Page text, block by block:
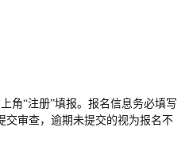
角“注册”填报。报名信息务必填写
交审查，逾期未提交的视为报名不